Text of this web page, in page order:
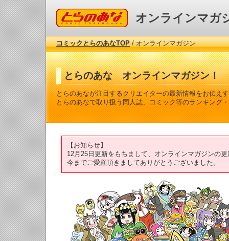
コミックとらのあな オンラインマガ
コミックとらのあなTOP/ オンラインマガジン
とらのあな オンラインマガジン！
とらのあなが注目するクリエイターの最新情報をお伝え
とらのあなで取り扱う同人誌、コミック等のランキング
【お知らせ】
12月25日更新をもちまして、オンラインマガジンの
今までご愛顧頂きましてありがとうございました。